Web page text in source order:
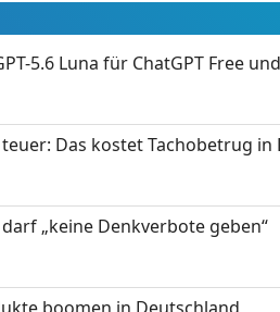
5.6 Luna für ChatGPT Free
Das kostet Tachobetrug in
„keine Denkverbote geben“